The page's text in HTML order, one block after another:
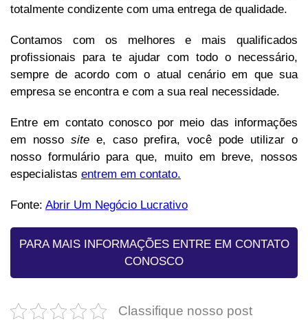
totalmente condizente com uma entrega de qualidade.
Contamos com os melhores e mais qualificados
profissionais para te ajudar com todo o necessário,
sempre de acordo com o atual cenário em que sua
empresa se encontra e com a sua real necessidade.
Entre em contato conosco por meio das informações
em nosso site e, caso prefira, você pode utilizar o
nosso formulário para que, muito em breve, nossos
especialistas entrem em contato.
Fonte: Abrir Um Negócio Lucrativo
PARA MAIS INFORMAÇÕES ENTRE EM CONTATO
CONOSCO
Classifique nosso post